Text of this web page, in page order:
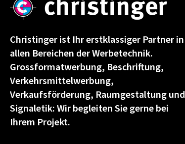
Christinger ist Ihr erstklassiger Partner in
allen Bereichen der Werbetechnik.
Grossformatwerbung, Beschriftung,
Verkehrsmittelwerbung,
Verkaufsförderung, Raumgestaltung und
Signaletik: Wir begleiten Sie gerne bei
Ihrem Projekt.